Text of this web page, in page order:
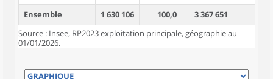
Ensemble
1 630 106 100,0 3 367 651
Source : Insee, RP2023 exploitation principale, géographie au
01/01/2026.